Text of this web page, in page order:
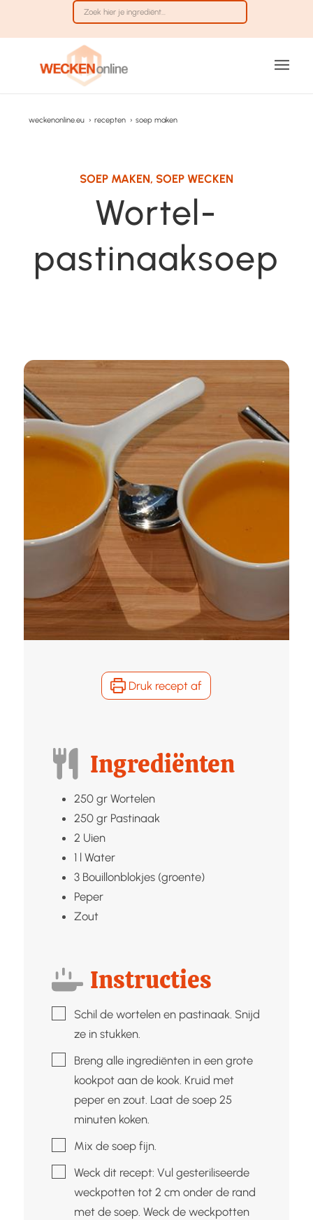
weckenonline.eu › recepten › soep maken
SOEP MAKEN, SOEP WECKEN
Wortel-
pastinaaksoep
Druk recept af
Ingrediënten
250 gr Wortelen
250 gr Pastinaak
2 Uien
1 l Water
3 Bouillonblokjes (groente)
Peper
Zout
Instructies
▢Schil de wortelen en pastinaak. Snijd
ze in stukken.
▢Breng alle ingrediënten in een grote
kookpot aan de kook. Kruid met
peper en zout. Laat de soep 25
minuten koken.
▢Mix de soep fijn.
▢Weck dit recept: Vul gesteriliseerde
weckpotten tot 2 cm onder de rand
met de soep. Weck de weckpotten